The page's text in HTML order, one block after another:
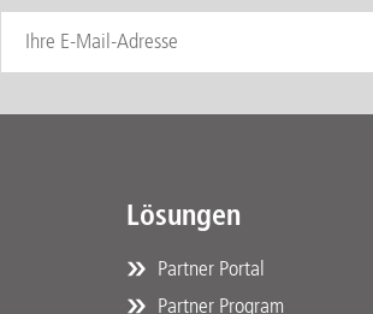
Lösungen
Partner Portal
Partner Program